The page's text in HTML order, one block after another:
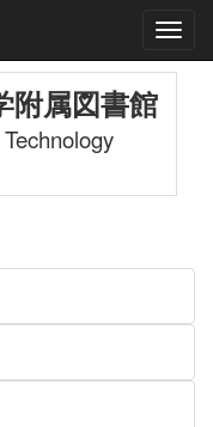
附属図書館